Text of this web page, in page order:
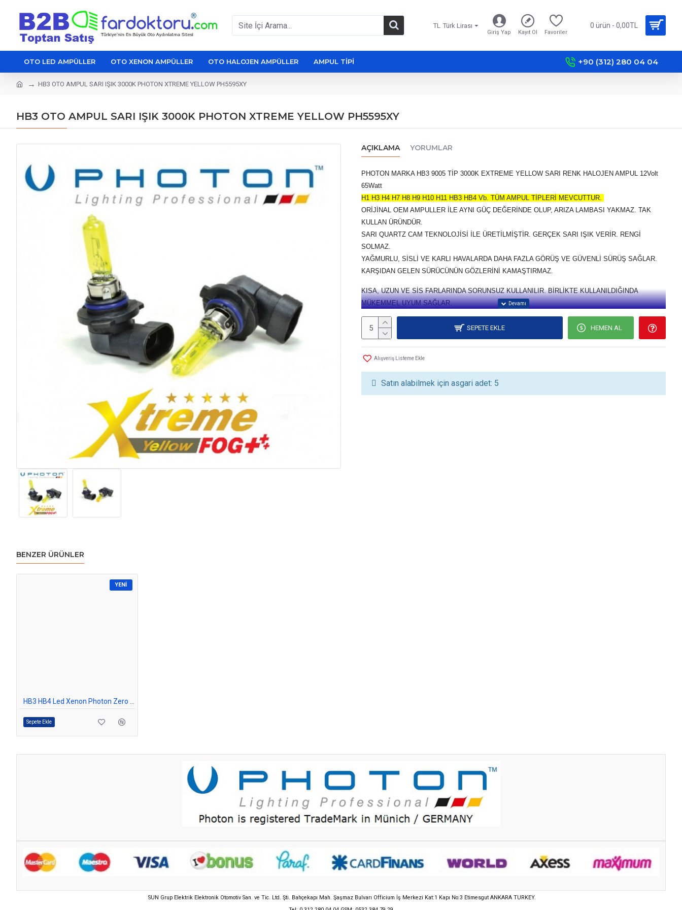
TL Türk Lirası
Giriş Yap Kayıt Ol Favoriler
0 ürün - 0,00TL
OTO LED AMPÜLLER OTO XENON AMPÜLLER OTO HALOJEN AMPÜLLER AMPUL TIPI +90 (312) 280 04 04
HB3 OTO AMPUL SARI IŞIK 3000K PHOTON XTREME YELLOW PH5595XY
HB3 OTO AMPUL SARI IŞIK 3000K PHOTON XTREME YELLOW PH5595XY
AÇIKLAMA YORUMLAR
PHOTON MARKA HB3 9005 TİP 3000K EXTREME YELLOW SARI RENK HALOJEN AMPUL 12Volt
65Watt
H1 H3 H4 H7 H8 H9 H10 H11 HB3 HB4 Vb. TÜM AMPUL TİPLERİ MEVCUTTUR.
ORİJİNAL OEM AMPULLER İLE AYNI GÜÇ DEĞERİNDE OLUP, ARIZA LAMBASI YAKMAZ. TAK
KULLAN ÜRÜNDÜR.
SARI QUARTZ CAM TEKNOLOJİSİ İLE ÜRETİLMİŞTİR. GERÇEK SARI IŞIK VERİR. RENGİ
SOLMAZ.
YAĞMURLU, SİSLİ VE KARLI HAVALARDA DAHA FAZLA GÖRÜŞ VE GÜVENLİ SÜRÜŞ SAĞLAR.
KARŞIDAN GELEN SÜRÜCÜNÜN GÖZLERİNİ KAMAŞTIRMAZ.
KISA, UZUN VE SİS FARLARINDA SORUNSUZ KULLANILIR. BİRLİKTE KULLANILDIĞINDA
MÜKEMMEL UYUM SAĞLAR.
SEPETE EKLE HEMEN AL
Alışveriş Listeme Ekle
Satın alabilmek için asgari adet: 5
BENZER ÜRÜNLER
YENI
Sepete Ekle
SUN Grup Elektrik Elektronik Otomotiv San. ve Tic. Ltd. Şti. Bahçekapı Mah. Şaşmaz Bulvarı Officium İş Merkezi Kat:1 Kapı No:3 Etimesgut ANKARA TURKEY.